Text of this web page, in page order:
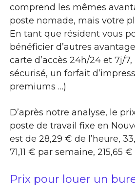
comprend les mêmes
poste nomade, mais votre
En tant que résident vous
bénéficier d’autres
carte d’accès 24h/24 et 7j/
sécurisé, un forfait
premiums …)
D’après notre analyse, le
poste de travail fixe en
est de 28,29 € de l’heure,
71,11 € par semaine, 215,65
Prix pour louer un